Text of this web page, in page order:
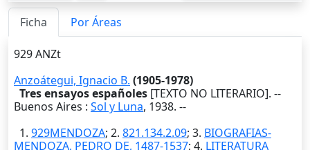
Ficha Por Áreas
929 ANZt
Anzoátegui, Ignacio B. (1905-1978)
Tres ensayos españoles [TEXTO NO LITERARIO]. --
Buenos Aires : Sol y Luna, 1938. --
1. 929MENDOZA; 2. 821.134.2.09; 3. BIOGRAFIAS-
MENDOZA, PEDRO DE, 1487-1537; 4. LITERATURA